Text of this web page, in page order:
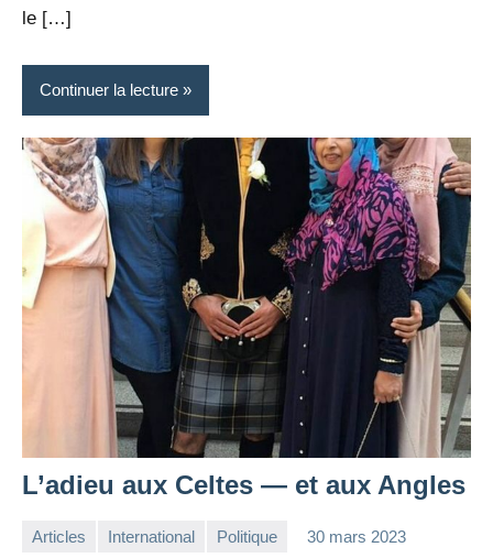
le […]
Continuer la lecture
L’adieu aux Celtes — et aux Angles
Articles International Politique 30 mars 2023